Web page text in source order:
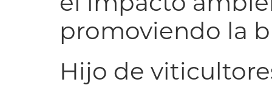
promoviendo la
Hijo de